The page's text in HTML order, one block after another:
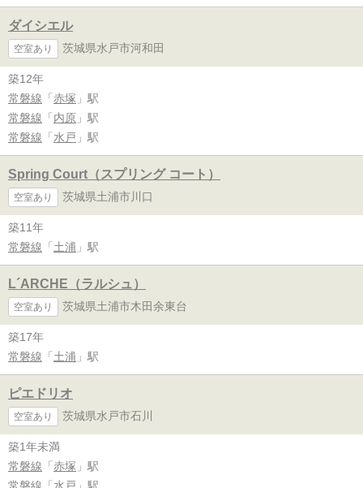
ダイシエル
空室あり 茨城県水戸市河和田
築12年
常磐線 「 赤塚 」駅
常磐線 「 内原 」駅
常磐線 「 水戸 」駅
Spring Court（スプリング コート）
空室あり 茨城県土浦市川口
築11年
常磐線 「 土浦 」駅
L´ARCHE（ラルシュ）
空室あり 茨城県土浦市木田余東台
築17年
常磐線 「 土浦 」駅
ピエドリオ
空室あり 茨城県水戸市石川
築1年未満
常磐線 「 赤塚 」駅
常磐線 「 水戸 」駅